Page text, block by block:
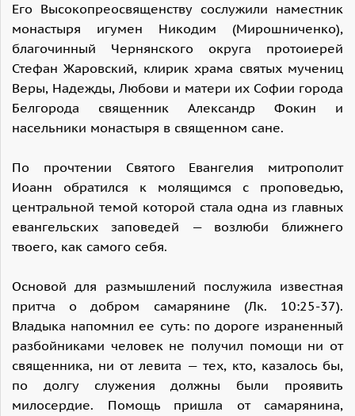
Его Высокопреосвященству сослужили наместник
монастыря игумен Никодим (Мирошниченко),
благочинный Чернянского округа протоиерей
Стефан Жаровский, клирик храма святых мучениц
Веры, Надежды, Любови и матери их Софии города
Белгорода священник Александр Фокин и
насельники монастыря в священном сане.
По прочтении Святого Евангелия митрополит
Иоанн обратился к молящимся с проповедью,
центральной темой которой стала одна из главных
евангельских заповедей — возлюби ближнего
твоего, как самого себя.
Основой для размышлений послужила известная
притча о добром самарянине (Лк. 10:25-37).
Владыка напомнил ее суть: по дороге израненный
разбойниками человек не получил помощи ни от
священника, ни от левита — тех, кто, казалось бы,
по долгу служения должны были проявить
милосердие. Помощь пришла от самарянина,